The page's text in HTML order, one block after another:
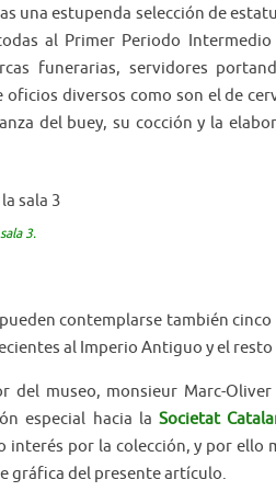
una estupenda selección de
al Primer Periodo
funerarias, servidores
diversos como son el de
del buey, su cocción y la
3.
contemplarse también
al Imperio Antiguo y el
del museo, monsieur Marc-
especial hacia laSocietat
interés por la colección, y por
gráfica del presente artículo.